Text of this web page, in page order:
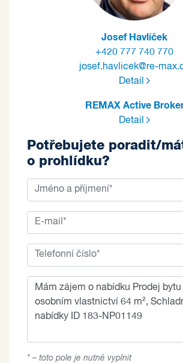
Josef Havlíček
+420 777 740 770
josef.havlicek@re-
Detail
REMAX Active
Detail
Potřebujete poradit/
o prohlídku?
* – toto pole je nutné vyplnit